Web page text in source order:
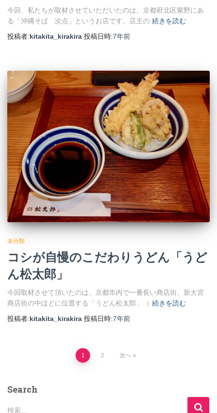
今回、私たちが取材させていただいたのは、京都府北区紫野にあ
る「沖縄そば 次点」というお店です。店主の 続きを読む
投稿者:kitakita_kirakira 投稿日時:7年前
未分類
コシが自慢のこだわりうどん「うど
ん松太郎」
今回取材させて頂いたのは、京都市内で一番長い商店街、新大宮
商店街の中ほどに位置する「うどん松太郎」（ 続きを読む
投稿者:kitakita_kirakira 投稿日時:7年前
1 2 次へ
Search
検
検索…